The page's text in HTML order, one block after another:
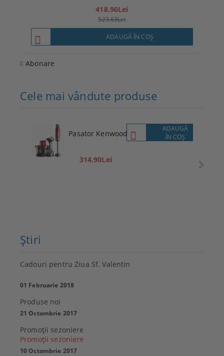
418.90Lei
523.63Lei
ADAUGĂ ÎN COŞ
Abonare
Cele mai vândute produse
Pasator Kenwood
314.90Lei
ADAUGĂ
ÎN COŞ
Ştiri
Cadouri pentru Ziua Sf. Valentin
01 Februarie 2018
Produse noi
21 Octombrie 2017
Promoţii sezoniere
Promoţii sezoniere
10 Octombrie 2017